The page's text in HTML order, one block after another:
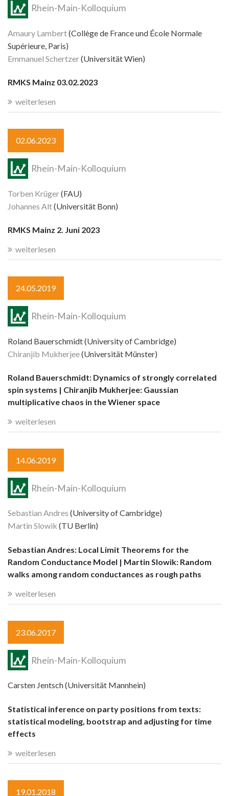
Rhein-Main-Kolloquium
Amaury Lambert(Collège de France und École Normale
Supérieure, Paris)
Emmanuel Schertzer(Universität Wien)
RMKS Mainz 03.02.2023
weiterlesen
02.06.2023
Rhein-Main-Kolloquium
Torben Krüger(FAU)
Johannes Alt(Universität Bonn)
RMKS Mainz 2. Juni 2023
weiterlesen
24.05.2019
Rhein-Main-Kolloquium
Roland Bauerschmidt (University of Cambridge)
Chiranjib Mukherjee(Universität Münster)
Roland Bauerschmidt: Dynamics of strongly correlated
spin systems | Chiranjib Mukherjee: Gaussian
multiplicative chaos in the Wiener space
weiterlesen
14.06.2019
Rhein-Main-Kolloquium
Sebastian Andres (University of Cambridge)
Martin Slowik (TU Berlin)
Sebastian Andres: Local Limit Theorems for the
Random Conductance Model | Martin Slowik: Random
walks among random conductances as rough paths
weiterlesen
23.06.2017
Rhein-Main-Kolloquium
Carsten Jentsch (Universität Mannhein)
Statistical inference on party positions from texts:
statistical modeling, bootstrap and adjusting for time
effects
weiterlesen
19.01.2018